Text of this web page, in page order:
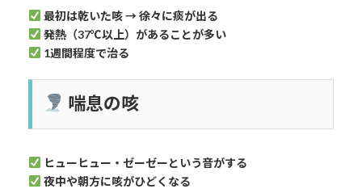
最初は乾いた咳 → 徐々に痰が出る
発熱（37℃以上）があることが多い
1週間程度で治る
喘息の咳
ヒューヒュー・ゼーゼーという音がする
夜中や朝方に咳がひどくなる